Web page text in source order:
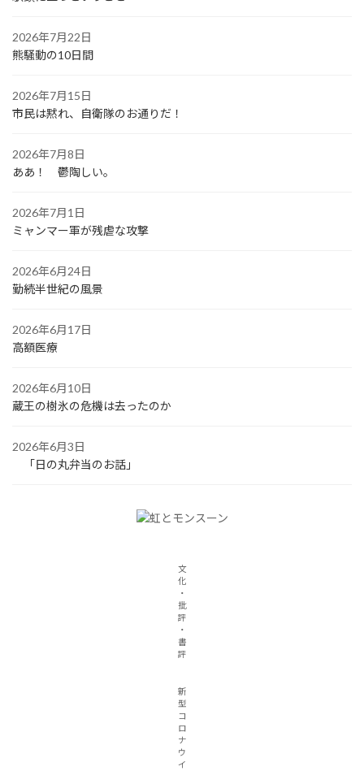
2026年7月22日
熊騒動の10日間
2026年7月15日
市民は黙れ、自衛隊のお通りだ！
2026年7月8日
ああ！ 鬱陶しい。
2026年7月1日
ミャンマー軍が残虐な攻撃
2026年6月24日
勤続半世紀の風景
2026年6月17日
高額医療
2026年6月10日
蔵王の樹氷の危機は去ったのか
2026年6月3日
「日の丸弁当のお話」
文
化
・
批
評
・
書
評
新
型
コ
ロ
ナ
ウ
イ